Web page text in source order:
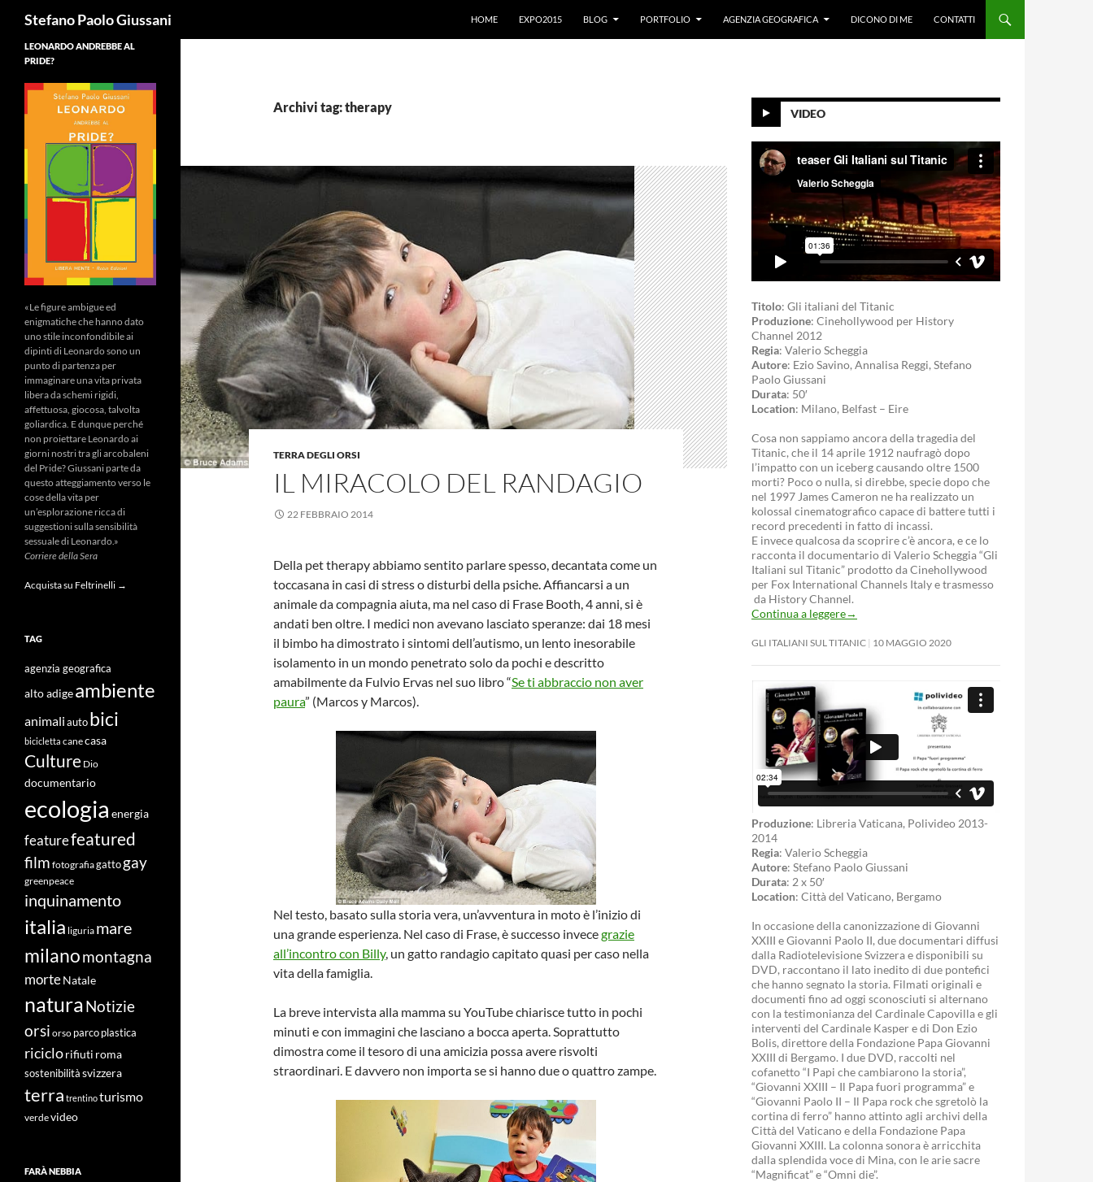
Stefano Paolo Giussani
HOME
EXPO2015 BLOG PORTFOLIO AGENZIA GEOGRAFICA DICONO DI ME CONTATTI
Archivi tag: therapy
TERRA DEGLI ORSI
IL MIRACOLO DEL RANDAGIO
22 FEBBRAIO 2014
Della pet therapy abbiamo sentito parlare spesso, decantata come un
toccasana in casi di stress o disturbi della psiche. Affiancarsi a un
animale da compagnia aiuta, ma nel caso di Frase Booth, 4 anni, si è
andati ben oltre. I medici non avevano lasciato speranze: dai 18 mesi
il bimbo ha dimostrato i sintomi dell’autismo, un lento inesorabile
isolamento in un mondo penetrato solo da pochi e descritto
amabilmente da Fulvio Ervas nel suo libro “Se ti abbraccio non aver
paura” (Marcos y Marcos).
Nel testo, basato sulla storia vera, un’avventura in moto è l’inizio di
una grande esperienza. Nel caso di Frase, è successo invecegrazie
all’incontro con Billy, un gatto randagio capitato quasi per caso nella
vita della famiglia.
La breve intervista alla mamma su YouTube chiarisce tutto in pochi
minuti e con immagini che lasciano a bocca aperta. Soprattutto
dimostra come il tesoro di una amicizia possa avere risvolti
straordinari. E davvero non importa se si hanno due o quattro zampe.
VIDEO
Titolo: Gli italiani del Titanic
Produzione: Cinehollywood per History
Channel 2012
Regia: Valerio Scheggia
Autore: Ezio Savino, Annalisa Reggi, Stefano
Paolo Giussani
Durata: 50′
Location: Milano, Belfast – Eire
Cosa non sappiamo ancora della tragedia del
Titanic, che il 14 aprile 1912 naufragò dopo
l’impatto con un iceberg causando oltre 1500
morti? Poco o nulla, si direbbe, specie dopo che
nel 1997 James Cameron ne ha realizzato un
kolossal cinematografico capace di battere tutti i
record precedenti in fatto di incassi.
E invece qualcosa da scoprire c’è ancora, e ce lo
racconta il documentario di Valerio Scheggia “Gli
Italiani sul Titanic” prodotto da Cinehollywood
per Fox International Channels Italy e trasmesso
da History Channel.
Continua a leggere→
GLI ITALIANI SUL TITANIC 10 MAGGIO 2020
Produzione: Libreria Vaticana, Polivideo 2013-
2014
Regia: Valerio Scheggia
Autore: Stefano Paolo Giussani
Durata: 2 x 50′
Location: Città del Vaticano, Bergamo
In occasione della canonizzazione di Giovanni
XXIII e Giovanni Paolo II, due documentari diffusi
dalla Radiotelevisione Svizzera e disponibili su
DVD, raccontano il lato inedito di due pontefici
che hanno segnato la storia. Filmati originali e
documenti fino ad oggi sconosciuti si alternano
con la testimonianza del Cardinale Capovilla e gli
interventi del Cardinale Kasper e di Don Ezio
Bolis, direttore della Fondazione Papa Giovanni
XXIII di Bergamo. I due DVD, raccolti nel
cofanetto “I Papi che cambiarono la storia”,
“Giovanni XXIII – Il Papa fuori programma” e
“Giovanni Paolo II – Il Papa rock che sgretolò la
cortina di ferro” hanno attinto agli archivi della
Città del Vaticano e della Fondazione Papa
Giovanni XXIII. La colonna sonora è arricchita
dalla splendida voce di Mina, con le arie sacre
“Magnificat” e “Omni die”.
LEONARDO ANDREBBE AL
PRIDE?
«Le figure ambigue ed
enigmatiche che hanno dato
uno stile inconfondibile ai
dipinti di Leonardo sono un
punto di partenza per
immaginare una vita privata
libera da schemi rigidi,
affettuosa, giocosa, talvolta
goliardica. E dunque perché
non proiettare Leonardo ai
giorni nostri tra gli arcobaleni
del Pride? Giussani parte da
questo atteggiamento verso le
cose della vita per
un’esplorazione ricca di
suggestioni sulla sensibilità
sessuale di Leonardo.»
Corriere della Sera
Acquista su Feltrinelli →
TAG
agenzia geografica
alto adigeambiente
animali auto bici
bicicletta canecasa
Culture Dio
documentario
ecologia energia
featurefeatured
film fotografiagatto gay
greenpeace
inquinamento
italia liguria mare
milanomontagna
morteNatale
naturaNotizie
orsi orso parco plastica
riciclorifiuti roma
sostenibilità svizzera
terra trentinoturismo
verdevideo
FARÀ NEBBIA